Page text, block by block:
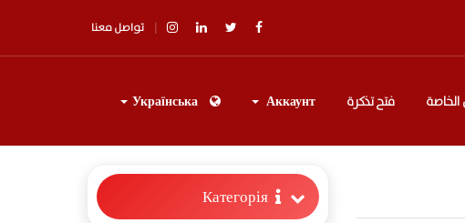
تواصل معنا
فتح تذكرة Аккаунт
Українська